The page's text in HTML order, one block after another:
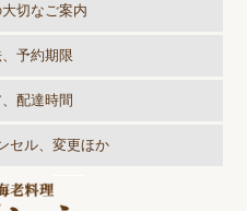
切なご案内
予約期限
配達時間
セル、変更ほか